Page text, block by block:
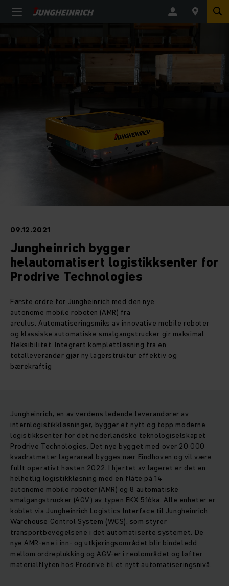
09.12.2021
Jungheinrich bygger
helautomatisert logistikksenter for
Prodrive Technologies
Første ordre for Jungheinrich med den nye
autonome mobile roboten (AMR) fra
arculus. Automatiseringsmiks av innovative mobile roboter
og klassiske automatiske smalgangstrucker gir maksimal
fleksibilitet. Integrert komplettløsning fra en
totalleverandør gjør ny lagerstruktur effektiv og
bærekraftig
Jungheinrich, en av verdens ledende leverandører av
internlogistikkløsninger, bygger et nytt og topp moderne
logistikksenter for det nederlandske teknologiselskapet
Prodrive Technologies. Det nye bygget med over 20 000
kvadratmeter lagerareal bygges nær Eindhoven og vil være
fullt operativt høsten 2022. I hjertet av lageret er det en
helhetlig logistikkløsning med en flåte på 14
autonome mobile roboter (AMR) og 8 automatiske
smalgangstrucker (AGV) av typen EKX 516ka. Alle enheter er
koblet via Jungheinrich Logistics Interface til Jungheinrich
Warehouse Control System (WCS), som styrer
transportbevegelsene i det automatiserte systemet. De
nye AMR-ene i inn- og utkjøringsområdet blir bindeledd
mellom ordreplukking og AGV-er i reolområdet og løfter
materialflyten hos Prodrive til et nytt automatiseringsnivå.